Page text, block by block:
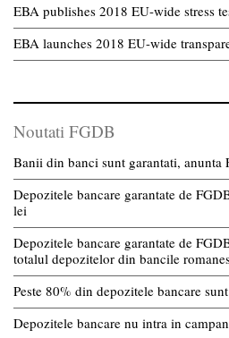
EBA publishes 2018 EU-wide stress
EBA launches 2018 EU-wide
Noutati FGDB
Banii din banci sunt garantati, anunta
Depozitele bancare garantate de
lei
Depozitele bancare garantate de
totalul depozitelor din bancile
Peste 80% din depozitele bancare
Depozitele bancare nu intra in